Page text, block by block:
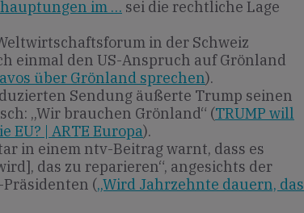
im … sei die rechtliche Lage
in der Schweiz
einmal den US-Anspruch auf Grönland
über Grönland sprechen).
Sendung äußerte Trump seinen
„Wir brauchen Grönland“ (TRUMP will
EU? | ARTE Europa).
in einem ntv-Beitrag warnt, dass es
das zu reparieren“, angesichts der
Präsidenten („Wird Jahrzehnte dauern, das